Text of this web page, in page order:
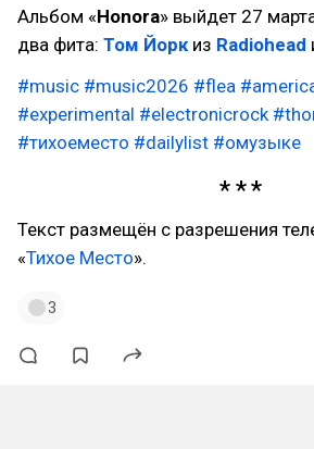
Альбом «Honora» выйдет 27
два фита: Том Йоркиз Radiohead
#music #music2026 #flea
#experimental #electronicrock
#тихоеместо #dailylist #омузыке
Текст размещён с разрешения
«Тихое Место».
3